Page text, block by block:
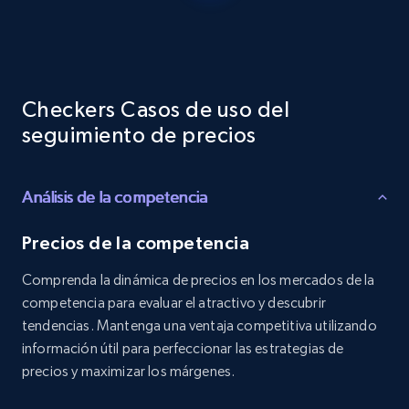
URL, Product id, Listing inventory id, Title, Rating,
price, and more.
1.9K+ 322+ Comenzar ahora
Amazon products search
Checkers Casos de uso del
seguimiento de precios
Análisis de la competencia
Precios de la competencia
Comprenda la dinámica de precios en los mercados de la
competencia para evaluar el atractivo y descubrir
tendencias. Mantenga una ventaja competitiva utilizando
información útil para perfeccionar las estrategias de
precios y maximizar los márgenes.